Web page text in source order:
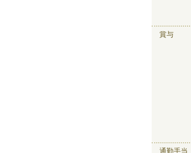
賞与
通勤手当